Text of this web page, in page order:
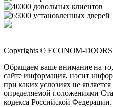
Copyrights © ECONOM-DOORS
Обращаем ваше внимание на то,
сайте информация, носит
при каких условиях не
определяемой положениями
кодекса Российской Федерации.